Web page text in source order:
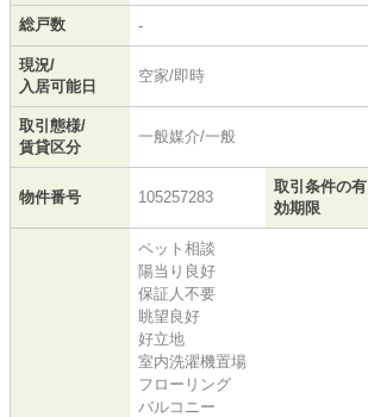
総戸数 -
現況/
入居可能日
空家/即時
取引態様/
賃貸区分
一般媒介/一般
物件番号 105257283
取引条件の有
効期限
ペット相談
陽当り良好
保証人不要
眺望良好
好立地
室内洗濯機置場
フローリング
バルコニー